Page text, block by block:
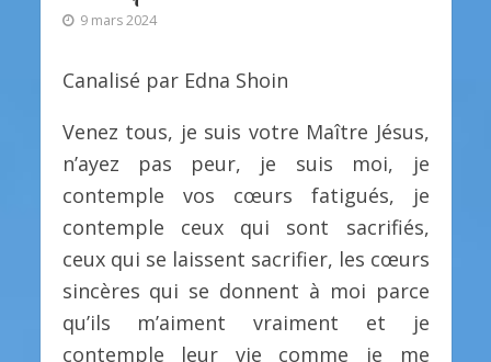
9 mars 2024
Canalisé par Edna Shoin
Venez tous, je suis votre Maître Jésus,
n’ayez pas peur, je suis moi, je
contemple vos cœurs fatigués, je
contemple ceux qui sont sacrifiés,
ceux qui se laissent sacrifier, les cœurs
sincères qui se donnent à moi parce
qu’ils m’aiment vraiment et je
contemple leur vie comme je me